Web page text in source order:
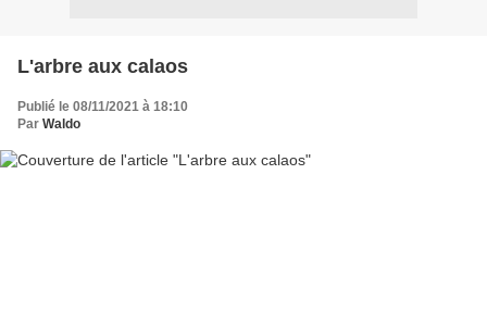
L'arbre aux calaos
Publié le 08/11/2021 à 18:10
Par Waldo